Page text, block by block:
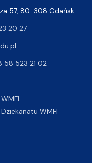
57, 80-308 Gdańsk
20 27
58 523 21 02
WMFI